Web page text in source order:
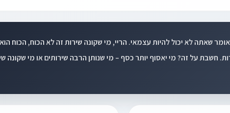
שאתה לא יכול להיות עצמאי. הריי, מי שקונה שירות זה לא הכוח, הכוח הוא
חשבת על זה? מי יאסוף יותר כסף – מי שנותן הרבה שירותים או מי